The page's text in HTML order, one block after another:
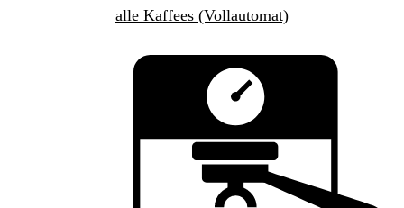
alle Kaffees (Vollautomat)